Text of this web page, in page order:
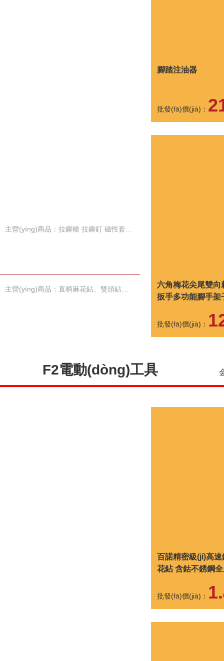
腳踏注油器
批發(fā)價(jià)：
六角梅花尖尾雙向
扳手多功能腳手架
批發(fā)價(jià)：
F2電動(dòng)工具
百諾精密級(jí)高速
花鉆 含鈷不銹鋼
批發(fā)價(jià)： 1.